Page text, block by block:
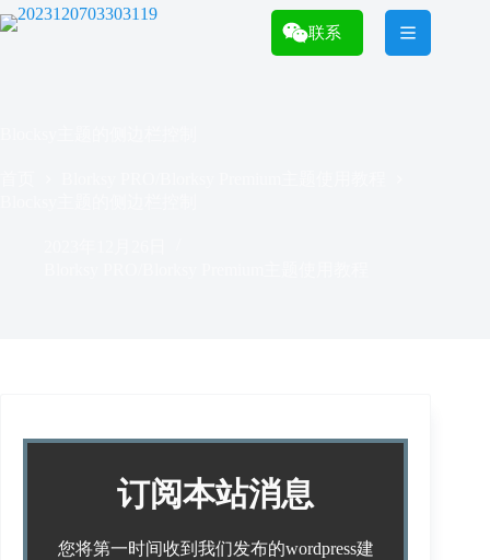
过
联系
订阅本站消息
您将第一时间收到我们发布的wordpress建